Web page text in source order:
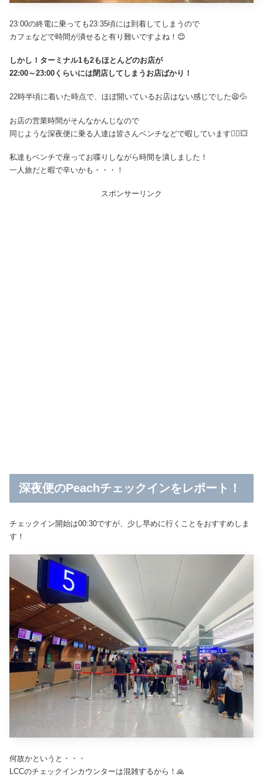
23:00の終電に乗っても23:35頃には到着してしまうので
カフェなどで時間が潰せると有り難いですよね！😊
しかし！ターミナル1も2もほとんどのお店が
22:00～23:00くらいには閉店してしまうお店ばかり！
22時半頃に着いた時点で、ほぼ開いているお店はない感じでした😫💦
お店の営業時間がそんなかんじなので
同じような深夜便に乗る人達は皆さんベンチなどで暇しています🤷‍♀️💥
私達もベンチで座ってお喋りしながら時間を潰しました！
一人旅だと暇で辛いかも・・・！
スポンサーリンク
深夜便のPeachチェックインをレポート！
チェックイン開始は00:30ですが、少し早めに行くことをおすすめしま
す！
何故かというと・・・
LCCのチェックインカウンターは混雑するから！🙏